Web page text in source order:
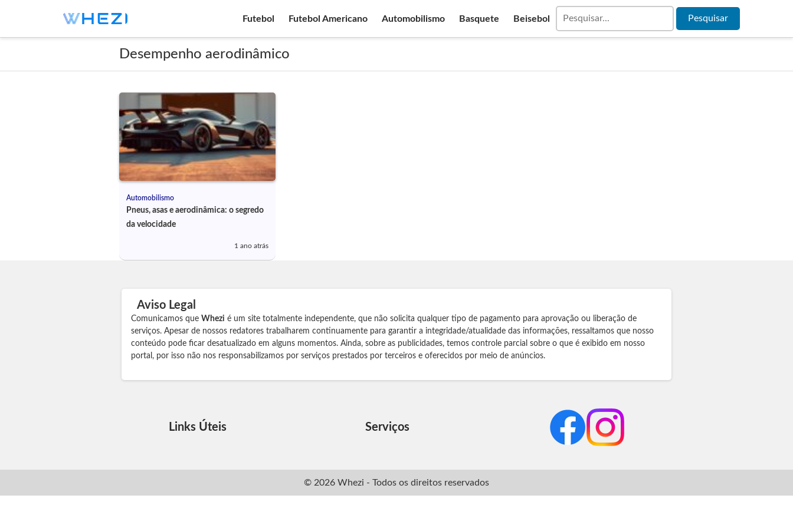
Futebol Futebol Americano Automobilismo Basquete Beisebol
Desempenho aerodinâmico
Automobilismo
Pneus, asas e aerodinâmica: o segredo
da velocidade
1 ano atrás
Aviso Legal
Comunicamos que Whezi é um site totalmente independente, que não solicita qualquer tipo de pagamento para aprovação ou liberação de
serviços. Apesar de nossos redatores trabalharem continuamente para garantir a integridade/atualidade das informações, ressaltamos que nosso
conteúdo pode ficar desatualizado em alguns momentos. Ainda, sobre as publicidades, temos controle parcial sobre o que é exibido em nosso
portal, por isso não nos responsabilizamos por serviços prestados por terceiros e oferecidos por meio de anúncios.
Links Úteis Serviços
© 2026 Whezi - Todos os direitos reservados